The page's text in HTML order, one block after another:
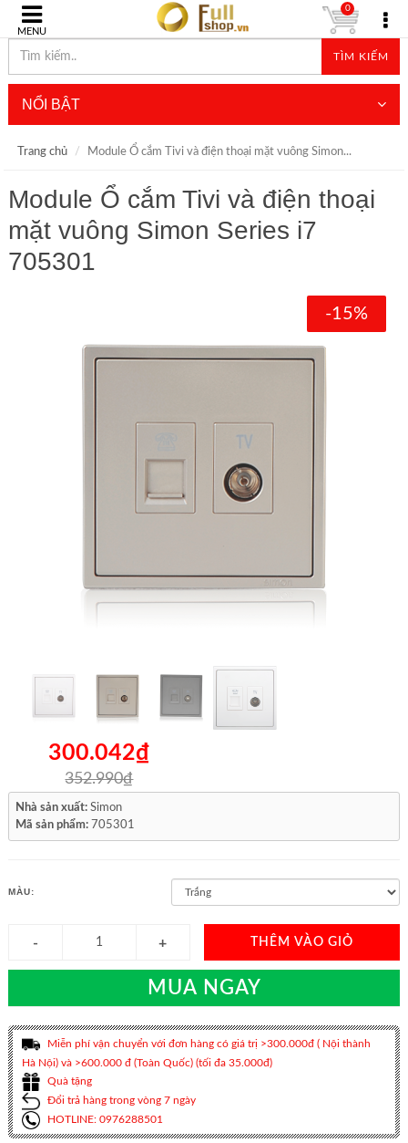
MENU
TÌM KIẾM
0
NỔI BẬT
Trang chủ Module Ổ cắm Tivi và điện thoại mặt vuông Simon...
Module Ổ cắm Tivi và điện thoại
mặt vuông Simon Series i7
705301
-15%
300.042₫
352.990₫
Nhà sản xuất: Simon
Mã sản phẩm: 705301
MÀU:
THÊM VÀO GIỎ
MUA NGAY
Miễn phí vận chuyển với đơn hàng có giá trị >300.000đ ( Nội thành
Hà Nội) và >600.000 đ (Toàn Quốc) (tối đa 35.000đ)
Quà tặng
Đổi trả hàng trong vòng 7 ngày
HOTLINE: 0976288501